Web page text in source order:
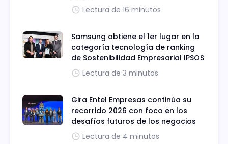
Lectura de 16 minutos
Samsung obtiene el 1er lugar en la
categoría tecnología de ranking
de Sostenibilidad Empresarial IPSOS
Lectura de 3 minutos
Gira Entel Empresas continúa su
recorrido 2026 con foco en los
desafíos futuros de los negocios
Lectura de 4 minutos